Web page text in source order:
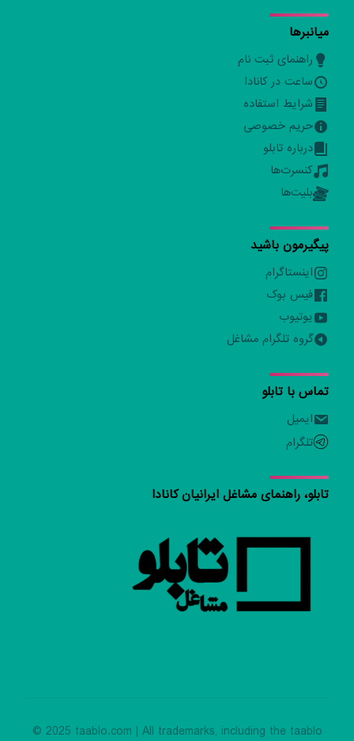
میانبرها
راهنمای ثبت نام
ساعت در کانادا
شرایط استفاده
حریم خصوصی
درباره تابلو
کنسرت‌ها
بلیت‌ها
پیگیرمون باشید
اینستاگرام
فیس بوک
یوتیوب
گروه تلگرام مشاغل
تماس با تابلو
ایمیل
تلگرام
تابلو، راهنمای مشاغل ایرانیان کانادا
© 2025 taablo.com | All trademarks, including the taablo